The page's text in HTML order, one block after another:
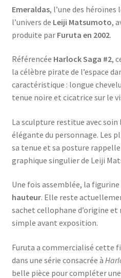
Emeraldas, l’une des
l’univers de Leiji Matsumoto,
produite par Furuta en 2002.
Référencée Harlock Saga #2,
la célèbre pirate de l’espace
caractéristique : longue
tenue noire et cicatrice sur le
La sculpture restitue avec
élégante du personnage. Les
sa tenue et sa posture
graphique singulier de Leiji
Une fois assemblée, la
hauteur. Elle reste
sachet cellophane d’origine et
simple avant exposition.
Furuta a commercialisé cette
dans une série consacrée à
belle pièce pour compléter